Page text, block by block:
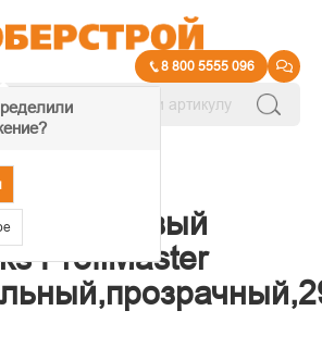
8 800 5555 096
силиконовый
ProfiMaster